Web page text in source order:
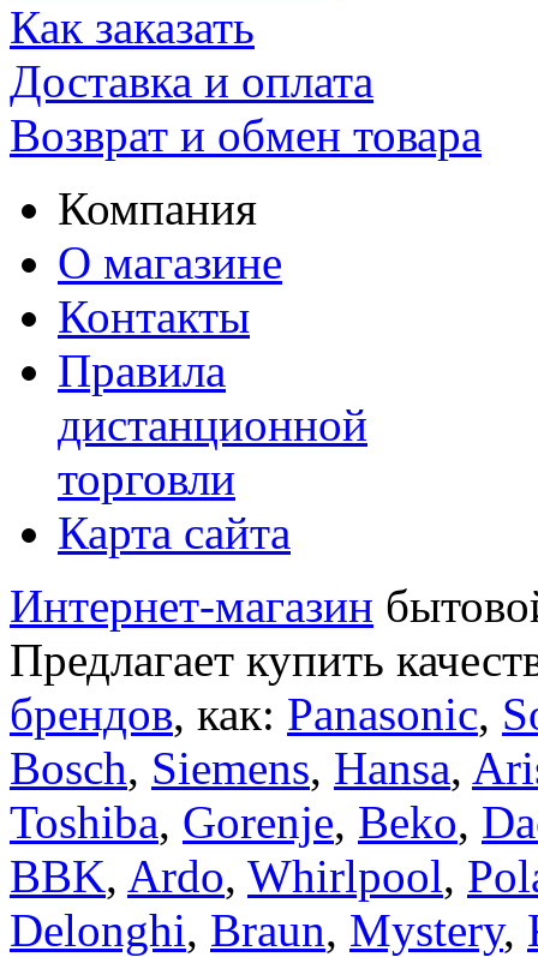
Как заказать
Доставка и оплата
Возврат и обмен товара
Компания
О магазине
Контакты
Правила
дистанционной
торговли
Карта сайта
Интернет-магазин
Предлагает купить
брендов, как: Panasonic,
Bosch, Siemens, Hansa,
Toshiba, Gorenje, Beko,
BBK, Ardo, Whirlpool,
Delonghi, Braun, Mystery,